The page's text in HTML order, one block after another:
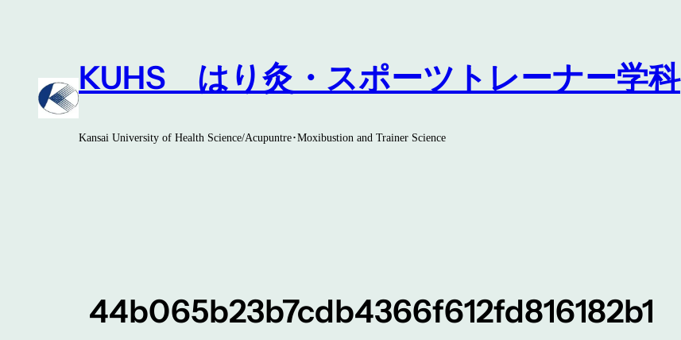
KUHS はり灸・スポーツトレーナー学科
Kansai University of Health Science/Acupuntre･Moxibustion and Trainer Science
44b065b23b7cdb4366f612fd816182b1